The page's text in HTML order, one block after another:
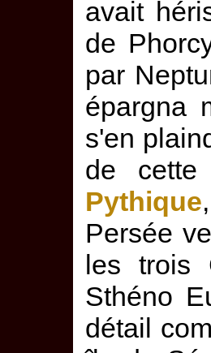
avait
de
par
épargna
s'en
de
Pythique
Persée
les trois
Sthéno
détail